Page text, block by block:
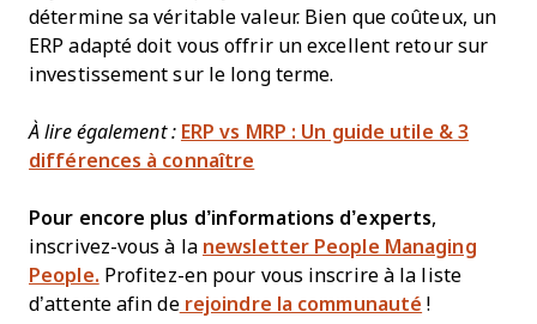
détermine sa véritable valeur. Bien que coûteux, un
ERP adapté doit vous offrir un excellent retour sur
investissement sur le long terme.
À lire également : ERP vs MRP : Un guide utile & 3
différences à connaître
Pour encore plus d’informations d’experts,
inscrivez-vous à la newsletter People Managing
People. Profitez-en pour vous inscrire à la liste
d’attente afin derejoindre la communauté !